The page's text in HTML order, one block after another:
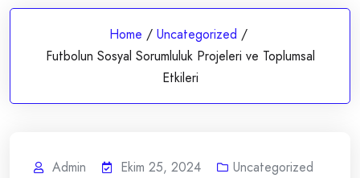
Home / Uncategorized /
Futbolun Sosyal Sorumluluk Projeleri ve Toplumsal
Etkileri
Admin Ekim 25, 2024 Uncategorized